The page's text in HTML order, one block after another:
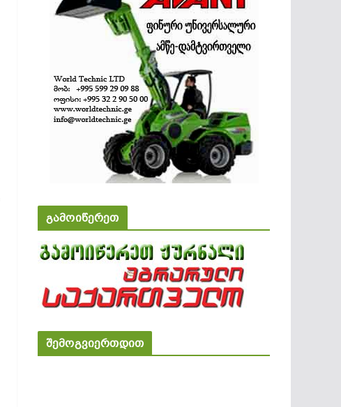
გამოიწერეთ
შემოგვიერთდით